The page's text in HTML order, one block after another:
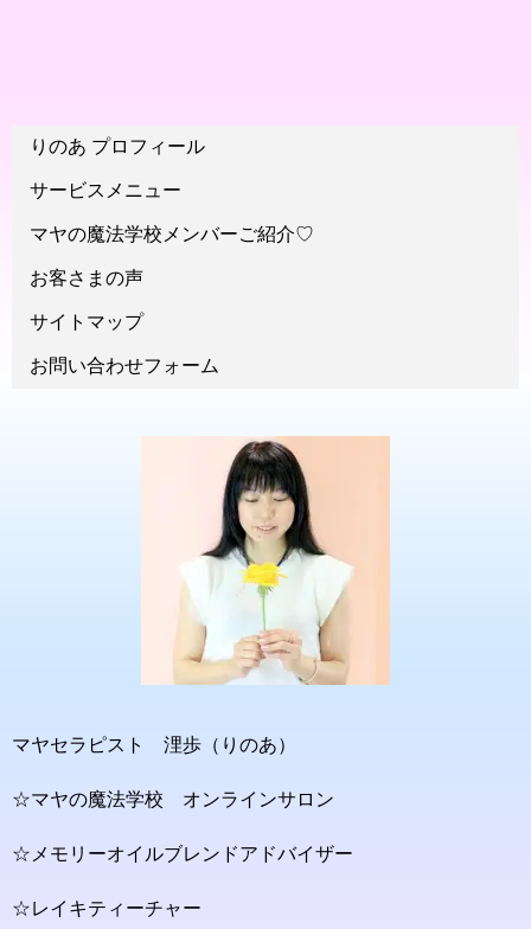
りのあ プロフィール
サービスメニュー
マヤの魔法学校メンバーご紹介♡
お客さまの声
サイトマップ
お問い合わせフォーム
マヤセラピスト 浬歩（りのあ）
☆マヤの魔法学校 オンラインサロン
☆メモリーオイルブレンドアドバイザー
☆レイキティーチャー